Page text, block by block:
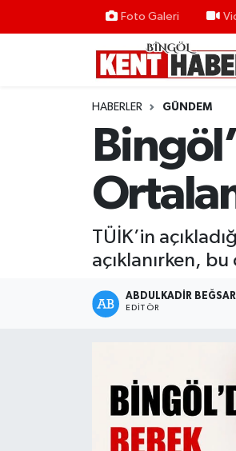
Foto Galeri
HABERLER GÜNDEM
TÜİK’in
açıklanırken,
ABDULKADIR BEĞSARI
EDITÖR
BİLİM-TEKNOLOJİ
EKONOMİ
GÜNDEM
Bingöl Nöbetçi Eczaneler
Bingöl Hava Durumu
Bingöl Namaz Vakitleri
Bingöl Trafik Yoğunluk
Süper Lig Puan Durumu ve
Tüm Manşetler
Son Dakika Haberleri